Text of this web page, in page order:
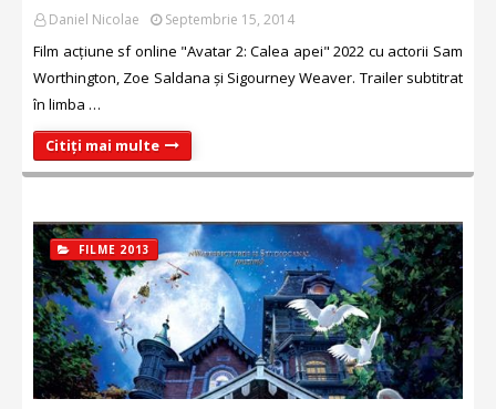
Daniel Nicolae Septembrie 15, 2014
Film acțiune sf online "Avatar 2: Calea apei" 2022 cu actorii Sam
Worthington, Zoe Saldana și Sigourney Weaver. Trailer subtitrat
în limba …
Citiți mai multe
FILME 2013